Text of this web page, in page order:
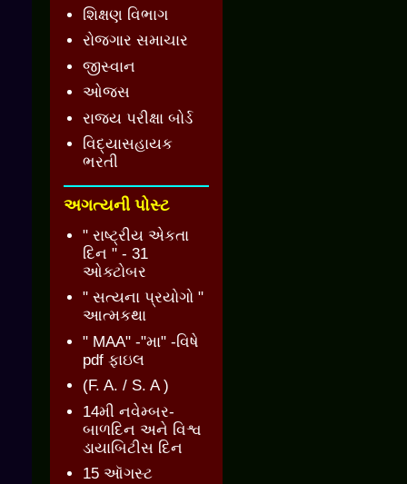
શિક્ષણ વિભાગ
રોજગાર સમાચાર
જીસ્વાન
ઓજસ
રાજ્ય પરીક્ષા બોર્ડ
વિદ્યાસહાયક
ભરતી
અગત્યની પોસ્ટ
" રાષ્ટ્રીય એકતા
દિન " - 31
ઓક્ટોબર
" સત્યના પ્રયોગો "
આત્મકથા
" MAA" -"મા" -વિષે
pdf ફાઇલ
(F. A. / S. A )
14મી નવેમ્બર-
બાળદિન અને વિશ્વ
ડાયાબિટીસ દિન
15 ઑગસ્ટ